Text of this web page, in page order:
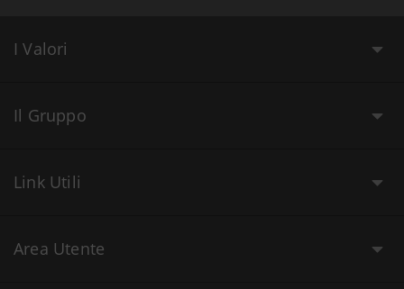
I Valori
Il Gruppo
Link Utili
Area Utente